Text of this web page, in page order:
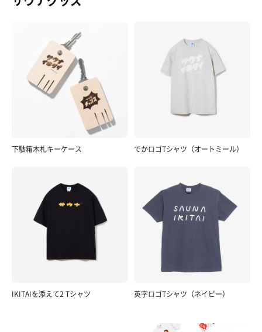
下駄箱木札キーケース でかロゴTシャツ（オートミール）
IKITAIを添えて2 Tシャツ 英字ロゴTシャツ（ネイビー）